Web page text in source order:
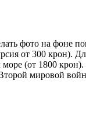
фото на фоне
от 300 крон).
(от 1800
мировой